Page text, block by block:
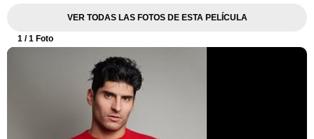
VER TODAS LAS FOTOS DE ESTA PELÍCULA
1 / 1 Foto